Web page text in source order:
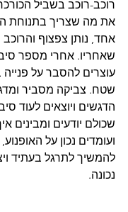
רוכב-רוכב בשביל
את מה שצריך בתנוחת
אחד, נותן צפצוף
שאחריו. אחרי מספר
עוצרים להסבר על
שטח. צביקה מסביר
הדגשים ויוצאים לעוד
שכולם יודעים ומבינים
ועומדים נכון על האופנוע,
להמשיך לתרגל בעתיד
נכונה.